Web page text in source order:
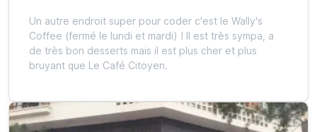
Un autre endroit super pour coder c'est le Wally's
Coffee (fermé le lundi et mardi) ! Il est très sympa, a
de très bon desserts mais il est plus cher et plus
bruyant que Le Café Citoyen.